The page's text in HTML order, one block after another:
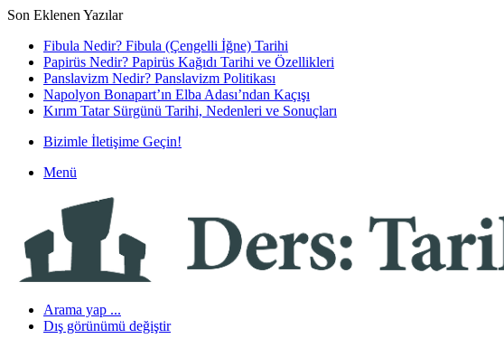
Son Eklenen Yazılar
Fibula Nedir? Fibula (Çengelli İğne) Tarihi
Papirüs Nedir? Papirüs Kağıdı Tarihi ve Özellikleri
Panslavizm Nedir? Panslavizm Politikası
Napolyon Bonapart’ın Elba Adası’ndan Kaçışı
Kırım Tatar Sürgünü Tarihi, Nedenleri ve Sonuçları
Bizimle İletişime Geçin!
Menü
Arama yap ...
Dış görünümü değiştir